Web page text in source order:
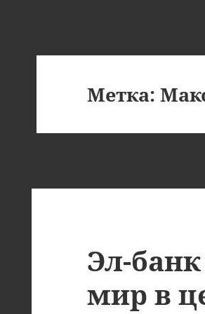
Метка:
Эл-
мир в